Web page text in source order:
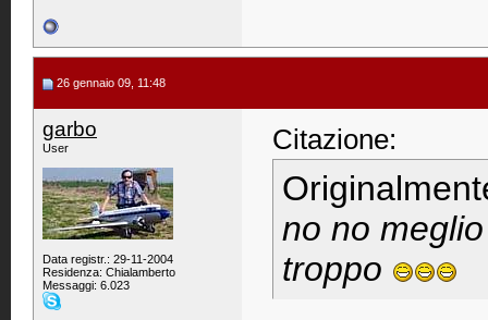
26 gennaio 09, 11:48
garbo
User
Data registr.: 29-11-2004
Residenza: Chialamberto
Messaggi: 6.023
Citazione:
no no
troppo